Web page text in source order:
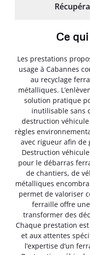
Ce
Les prestations
usage à Cabannes
au recyclage
métalliques.
solution pratique
inutilisable sans
destruction véhicule
règles
avec rigueur afin
Destruction
pour le débarras
de chantiers, de
métalliques
permet de valoriser
ferraille offre
transformer des
Chaque prestation
et aux attentes
l’expertise d’un